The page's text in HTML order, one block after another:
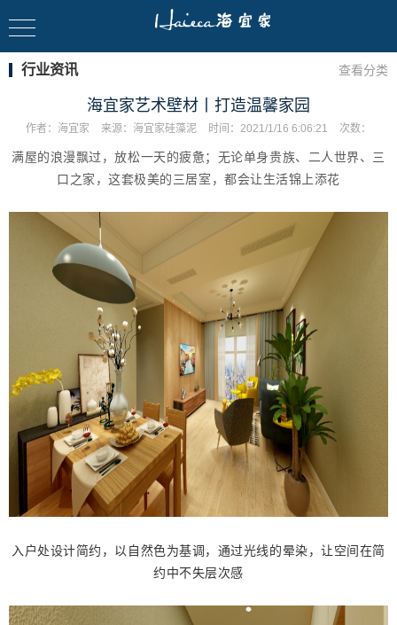
行业资讯 查看分类
海宜家艺术壁材丨打造温馨家园
作者： 海宜家 来源： 海宜家硅藻泥 时间： 2021/1/16 6:06:21 次数：
满屋的浪漫飘过，放松一天的疲惫；无论单身贵族、二人世界、三
口之家，这套极美的三居室，都会让生活锦上添花
入户处设计简约，以自然色为基调，通过光线的晕染，让空间在简
约中不失层次感